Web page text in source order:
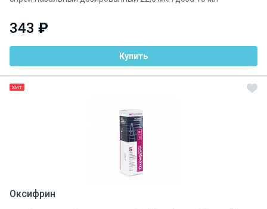
343 ₽
Купить
ХИТ
Оксифрин